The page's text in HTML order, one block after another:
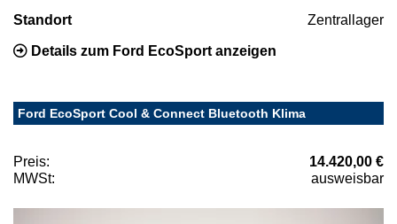
Standort Zentrallager
Details zum Ford EcoSport anzeigen
Ford EcoSport Cool & Connect Bluetooth Klima
Preis:
14.420,00 €
MWSt:
ausweisbar